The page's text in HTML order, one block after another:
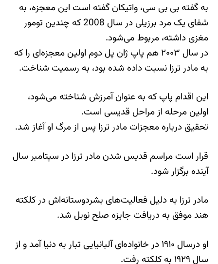
به گفته بی بی سی، واتیکان گفته است این معجزه، به
شفای یک مرد برزیلی در سال 2008 که چندین تومور
مغزی داشته، مربوط می‌شود.
در سال ۲۰۰۳ هم پاپ ژان پل دوم اولین معجزه‌ای را که
به مادر ترزا نسبت داده شده بود، به رسمیت شناخت.
این اقدام پاپ که به عنوان آمرزش شناخته می‌شود،
اولین مرحله از مراحل قدیسی است.
تحقیق درباره معجزات مادر ترزا پس از مرگ او آغاز شد.
قرار است مراسم قدیس شدن مادر ترزا در سپتامبر سال
آینده برگزار شود.
مادر ترزا به دلیل فعالیت‌های بشردوستانه‌اش در کلکته
هند موفق به دریافت جایزه صلح نوبل شد.
او درسال ۱۹۱۰ در خانواده‌ای آلبانیایی تبار به دنیا آمد و از
سال ۱۹۲۹ به کلکته رفت.